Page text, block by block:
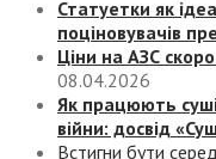
Статуетки як
поціновувачів
Ціни на АЗС
08.04.2026
Як працюють
війни: досвід
Встигни бути